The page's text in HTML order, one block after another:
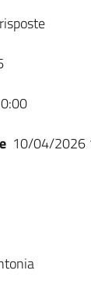
10/04/2026